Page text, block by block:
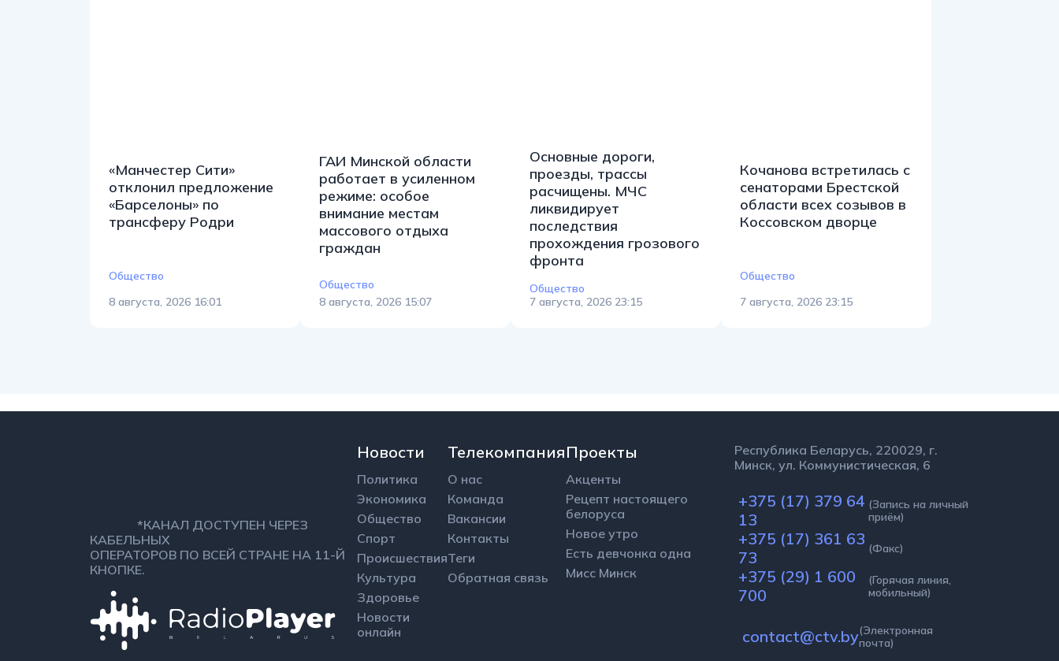
«Манчестер Сити»
отклонил предложение
«Барселоны» по
трансферу Родри
Общество
8 августа, 2026 16:01
ГАИ Минской области
работает в усиленном
режиме: особое
внимание местам
массового отдыха
граждан
Общество
8 августа, 2026 15:07
Основные дороги,
проезды, трассы
расчищены. МЧС
ликвидирует
последствия
прохождения грозового
фронта
Общество
7 августа, 2026 23:15
Кочанова встретилась с
сенаторами Брестской
области всех созывов в
Коссовском дворце
Общество
7 августа, 2026 23:15
*КАНАЛ ДОСТУПЕН ЧЕРЕЗ
КАБЕЛЬНЫХ
ОПЕРАТОРОВ ПО ВСЕЙ СТРАНЕ НА 11-Й
КНОПКЕ.
Новости
Политика
Экономика
Общество
Спорт
Происшествия
Культура
Здоровье
Новости
онлайн
Телекомпания
О нас
Команда
Вакансии
Контакты
Теги
Обратная связь
Проекты
Акценты
Рецепт настоящего
белоруса
Новое утро
Есть девчонка одна
Мисс Минск
Республика Беларусь, 220029, г.
Минск, ул. Коммунистическая, 6
+375 (17) 379 64
13
(Запись на личный
приём)
+375 (17) 361 63
73
(Факс)
+375 (29) 1 600
700
(Горячая линия,
мобильный)
contact@ctv.by(Электронная
почта)